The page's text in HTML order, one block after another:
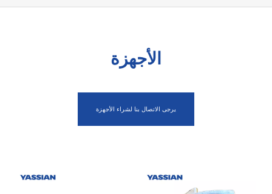
الأجهزة
يرجى الاتصال بنا لشراء الأجهزة